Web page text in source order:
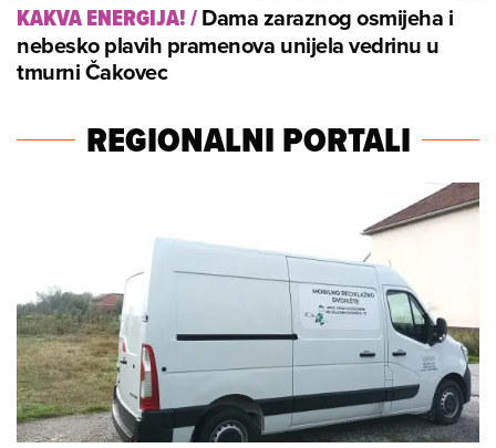
KAKVA ENERGIJA!/Dama zaraznog osmijeha i
nebesko plavih pramenova unijela vedrinu u
tmurni Čakovec
REGIONALNI PORTALI